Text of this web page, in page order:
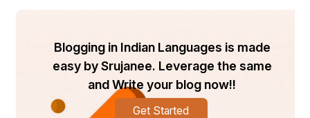
Blogging in Indian Languages is made
easy by Srujanee. Leverage the same
and Write your blog now!!
Get Started